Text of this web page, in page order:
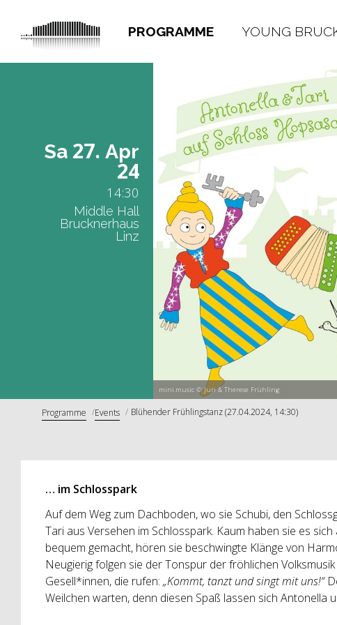
PROGRAMME YOUNG
mini.music © Juri & Therese Frühling
Sa 27. Apr
24
14:30
Middle Hall
Brucknerhaus
Linz
Programme Events Blühender Frühlingstanz (27.04.2024, 14:30)
… im Schlosspark
Auf dem Weg zum Dachboden, wo sie Schubi, den
Tari aus Versehen im Schlosspark. Kaum haben sie es
bequem gemacht, hören sie beschwingte Klänge von
Neugierig folgen sie der Tonspur der fröhlichen
Gesell*innen, die rufen: „Kommt, tanzt und singt mit uns!“
Weilchen warten, denn diesen Spaß lassen sich Antonella